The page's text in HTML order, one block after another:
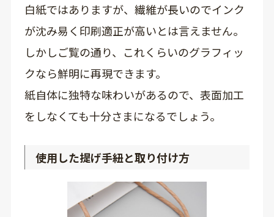
白紙ではありますが、繊維が長いのでインク
が沈み易く印刷適正が高いとは言えません。
しかしご覧の通り、これくらいのグラフィッ
クなら鮮明に再現できます。
紙自体に独特な味わいがあるので、表面加工
をしなくても十分さまになるでしょう。
使用した提げ手紐と取り付け方